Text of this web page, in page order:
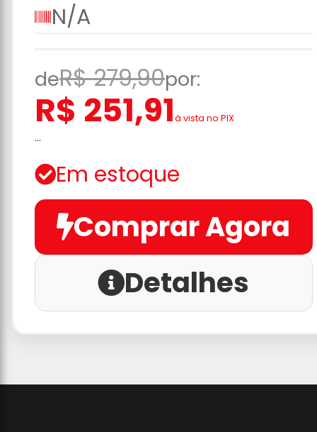
N/A
deR$ 279,90por:
R$ 251,91à vista no PIX
...
Em estoque
Comprar Agora
Detalhes